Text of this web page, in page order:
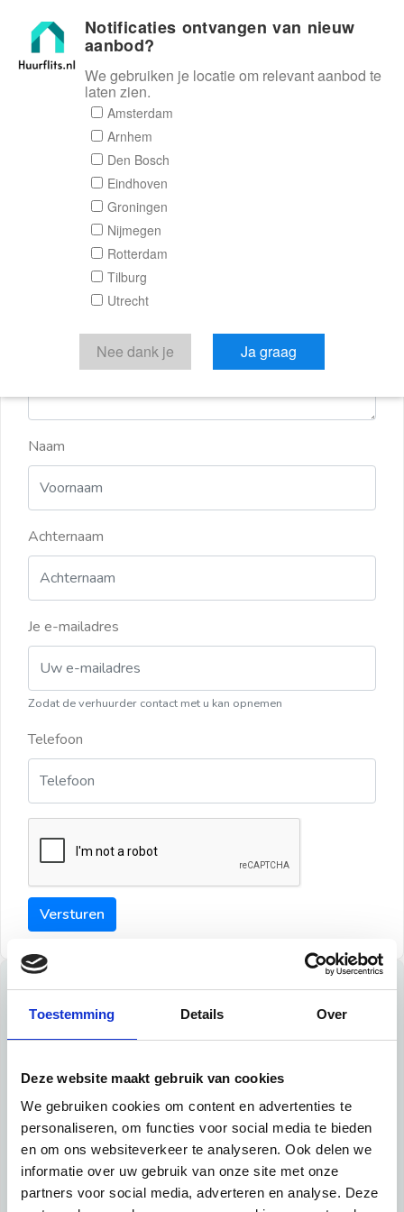
Toestemming Details Over
Deze website maakt gebruik van cookies
We gebruiken cookies om content en advertenties te
personaliseren, om functies voor social media te bieden
en om ons websiteverkeer te analyseren. Ook delen we
informatie over uw gebruik van onze site met onze
partners voor social media, adverteren en analyse. Deze
Huurflits
Reactieformulier
Huurflits
Verstuur je bericht
Door een bericht te sturen kom je in contact met de
aanbieder of makelaar van de woning.
Naam
Achternaam
Je e-mailadres
Zodat de verhuurder contact met u kan opnemen
Telefoon
Versturen
Tips
Tip 1:
Schrijf een duidelijke introductie en geef de volgende
informatie mee:
Ben je student, werkachtig of werkzoekend
Notificaties ontvangen van nieuw
aanbod?
We gebruiken je locatie om relevant aanbod te
laten zien.
Amsterdam
Arnhem
Den Bosch
Eindhoven
Groningen
Nijmegen
Rotterdam
Tilburg
Utrecht
Nee dank je Ja graag